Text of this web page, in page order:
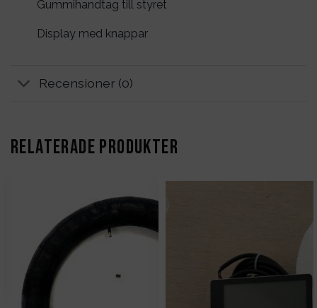
Gummihandtag till styret
Display med knappar
Recensioner (0)
RELATERADE PRODUKTER